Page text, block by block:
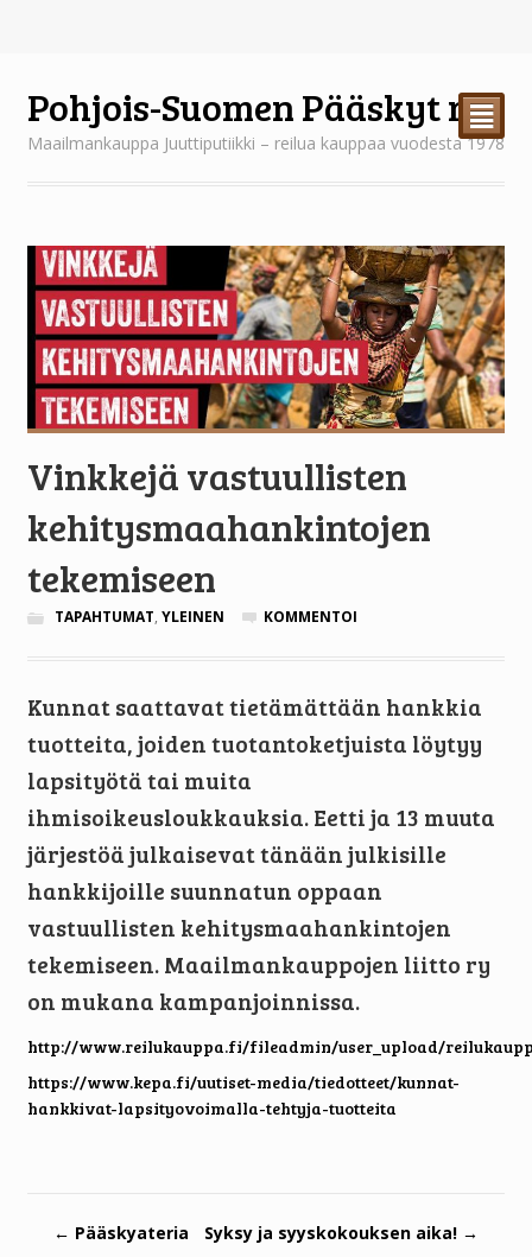
Pohjois-Suomen Pääskyt ry
Maailmankauppa Juuttiputiikki – reilua kauppaa vuodesta 1978
²
Vinkkejä vastuullisten
kehitysmaahankintojen
tekemiseen
TAPAHTUMAT, YLEINEN KOMMENTOI
Kunnat saattavat tietämättään hankkia
tuotteita, joiden tuotantoketjuista löytyy
lapsityötä tai muita
ihmisoikeusloukkauksia. Eetti ja 13 muuta
järjestöä julkaisevat tänään julkisille
hankkijoille suunnatun oppaan
vastuullisten kehitysmaahankintojen
tekemiseen. Maailmankauppojen liitto ry
on mukana kampanjoinnissa.
http://www.reilukauppa.fi/fileadmin/user_upload/
https://www.kepa.fi/uutiset-media/tiedotteet/kunnat-
hankkivat-lapsityovoimalla-tehtyja-tuotteita
← Pääskyateria Syksy ja syyskokouksen aika! →